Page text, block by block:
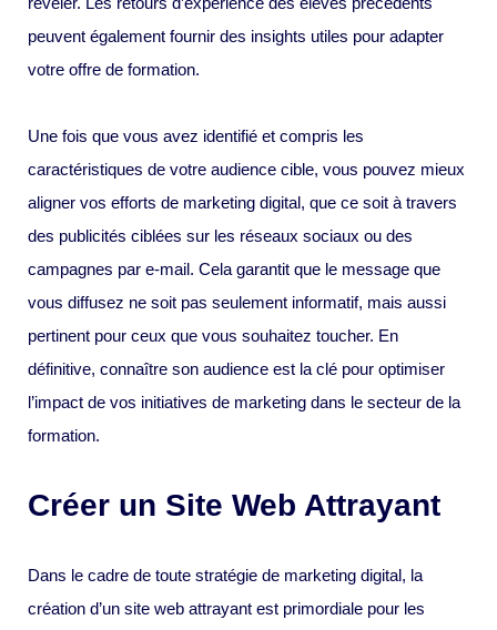
peuvent également fournir des insights utiles pour adapter
votre offre de formation.
Une fois que vous avez identifié et compris les
caractéristiques de votre audience cible, vous pouvez mieux
aligner vos efforts de marketing digital, que ce soit à travers
des publicités ciblées sur les réseaux sociaux ou des
campagnes par e-mail. Cela garantit que le message que
vous diffusez ne soit pas seulement informatif, mais aussi
pertinent pour ceux que vous souhaitez toucher. En
définitive, connaître son audience est la clé pour optimiser
l’impact de vos initiatives de marketing dans le secteur de la
formation.
Créer un Site Web Attrayant
Dans le cadre de toute stratégie de marketing digital, la
création d’un site web attrayant est primordiale pour les